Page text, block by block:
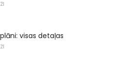
visas detaļas